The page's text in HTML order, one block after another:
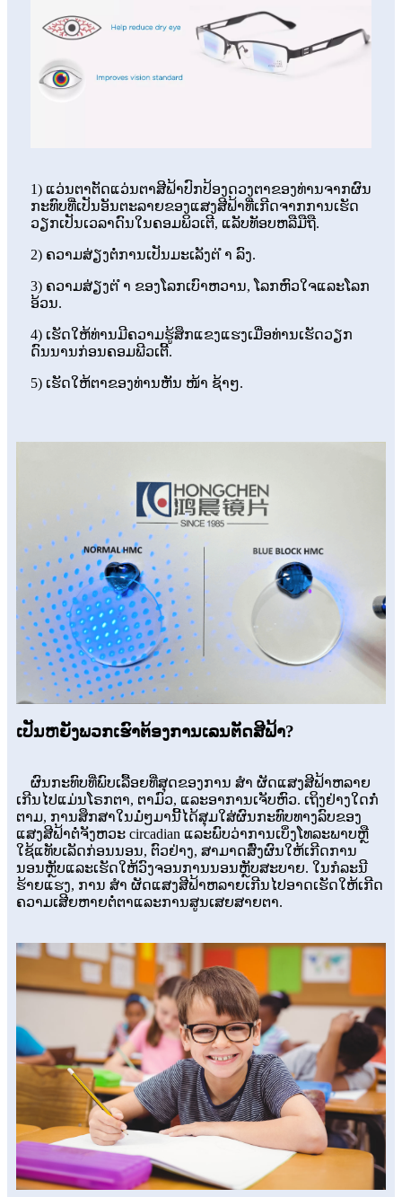
1) ແວ່ນຕາຕັດແວ່ນຕາສີຟ້າປົກປ້ອງດວງຕາຂອງທ່ານຈາກຜົນ
ກະທົບທີ່ເປັນອັນຕະລາຍຂອງແສງສີຟ້າທີ່ເກີດຈາກການເຮັດ
ວຽກເປັນເວລາດົນໃນຄອມພິວເຕີ, ແລັບທັອບຫລືມືຖື.
2) ຄວາມສ່ຽງຕໍ່ການເປັນມະເລັງຕ່ ຳ ລົງ.
3) ຄວາມສ່ຽງຕ່ ຳ ຂອງໂລກເບົາຫວານ, ໂລກຫົວໃຈແລະໂລກ
ອ້ວນ.
4) ເຮັດໃຫ້ທ່ານມີຄວາມຮູ້ສຶກແຂງແຮງເມື່ອທ່ານເຮັດວຽກ
ດົນນານກ່ອນຄອມພີວເຕີ້.
5) ເຮັດໃຫ້ຕາຂອງທ່ານຫັນ ໜ້າ ຊ້າໆ.
ເປັນຫຍັງພວກເຮົາຕ້ອງການເລນຕັດສີຟ້າ?
ຜົນກະທົບທີ່ພົບເລື້ອຍທີ່ສຸດຂອງການ ສຳ ຜັດແສງສີຟ້າຫລາຍ
ເກີນໄປແມ່ນໂຣກຕາ, ຕາມົວ, ແລະອາການເຈັບຫົວ. ເຖິງຢ່າງໃດກໍ່
ຕາມ, ການສຶກສາໃນມໍ່ໆມານີ້ໄດ້ສຸມໃສ່ຜົນກະທົບທາງລົບຂອງ
ແສງສີຟ້າຕໍ່ຈັງຫວະ circadian ແລະພົບວ່າການເບິ່ງໂທລະພາບຫຼື
ໃຊ້ແທັບເລັດກ່ອນນອນ, ຕົວຢ່າງ, ສາມາດສົ່ງຜົນໃຫ້ເກີດການ
ນອນຫຼັບແລະເຮັດໃຫ້ວົງຈອນການນອນຫຼັບສະບາຍ. ໃນກໍລະນີ
ຮ້າຍແຮງ, ການ ສຳ ຜັດແສງສີຟ້າຫລາຍເກີນໄປອາດເຮັດໃຫ້ເກີດ
ຄວາມເສີຍຫາຍຕໍ່ຕາແລະການສູນເສຍສາຍຕາ.